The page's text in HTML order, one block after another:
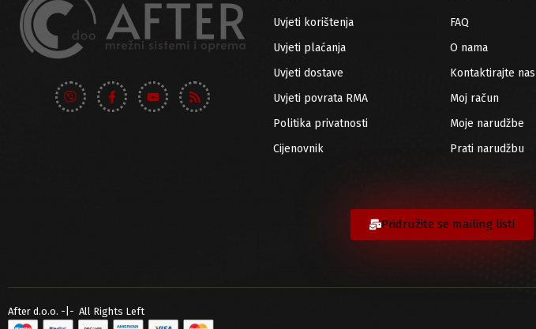
Uvjeti korištenja
Uvjeti plaćanja
Uvjeti dostave
Uvjeti povrata RMA
Politika privatnosti
Cijenovnik
FAQ
O nama
Kontaktirajte nas
Moj račun
Moje narudžbe
Prati narudžbu
Pridružite se mailing listi
After d.o.o. -|- All Rights Left